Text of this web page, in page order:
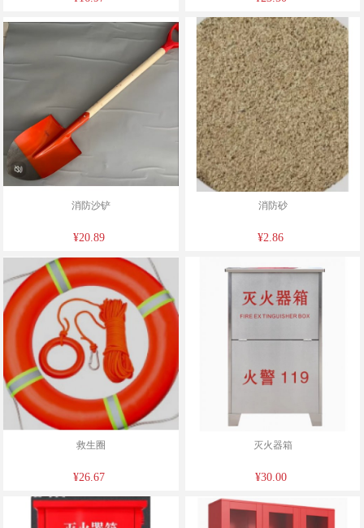
消防沙铲
¥20.89
消防砂
¥2.86
救生圈
¥26.67
灭火器箱
¥30.00